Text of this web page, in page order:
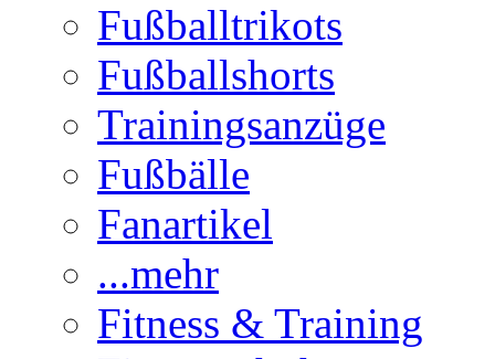
Fußballtrikots
Fußballshorts
Trainingsanzüge
Fußbälle
Fanartikel
...mehr
Fitness & Training